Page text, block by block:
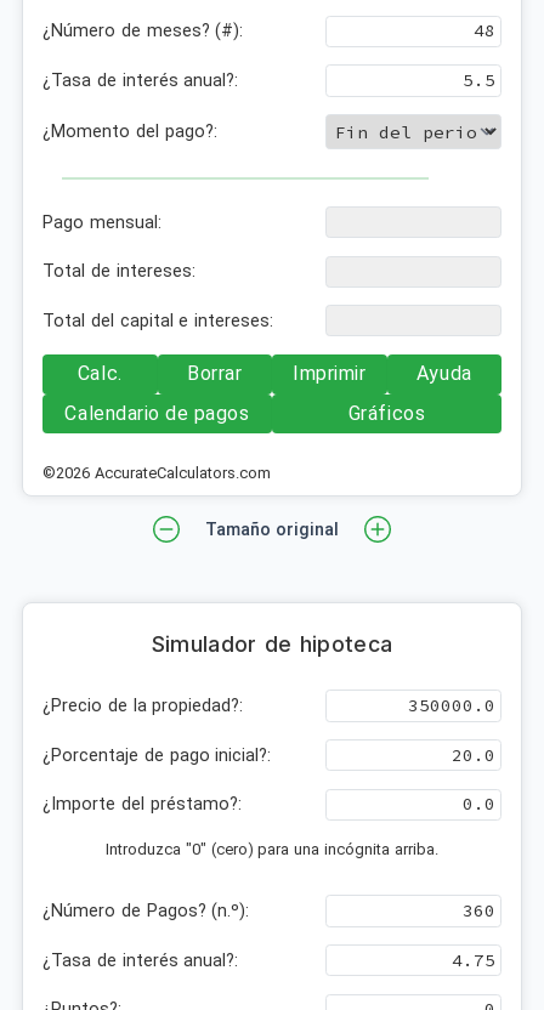
¿Número de meses? (#):
¿Tasa de interés anual?:
¿Momento del pago?:
Pago mensual:
Total de intereses:
Total del capital e intereses:
Calc. Borrar Imprimir
Ayuda
Calendario de pagos
Gráficos
©2026 AccurateCalculators.com
Tamaño original
Simulador de hipoteca
¿Precio de la propiedad?:
¿Porcentaje de pago inicial?:
¿Importe del préstamo?:
Introduzca "0" (cero) para una incógnita arriba.
¿Número de Pagos? (n.º):
¿Tasa de interés anual?: